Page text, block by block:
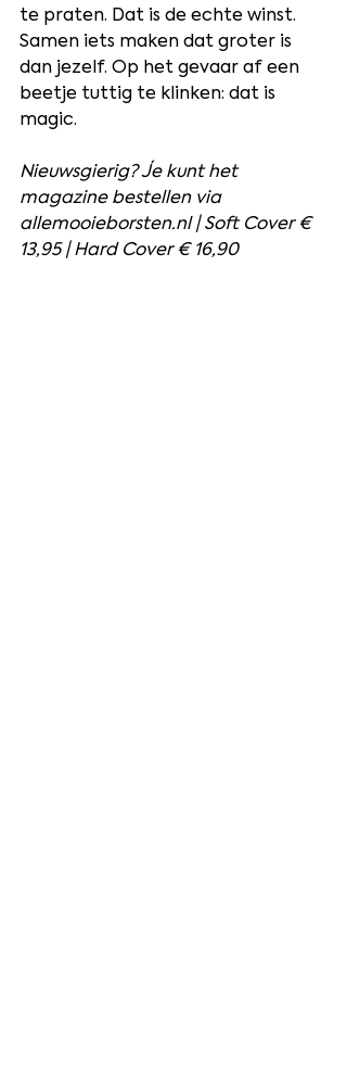
te praten. Dat is de echte winst.
Samen iets maken dat groter is
dan jezelf. Op het gevaar af een
beetje tuttig te klinken: dat is
magic.
Nieuwsgierig? Je kunt het
magazine bestellen via
allemooieborsten.nl | Soft Cover €
13,95 | Hard Cover € 16,90